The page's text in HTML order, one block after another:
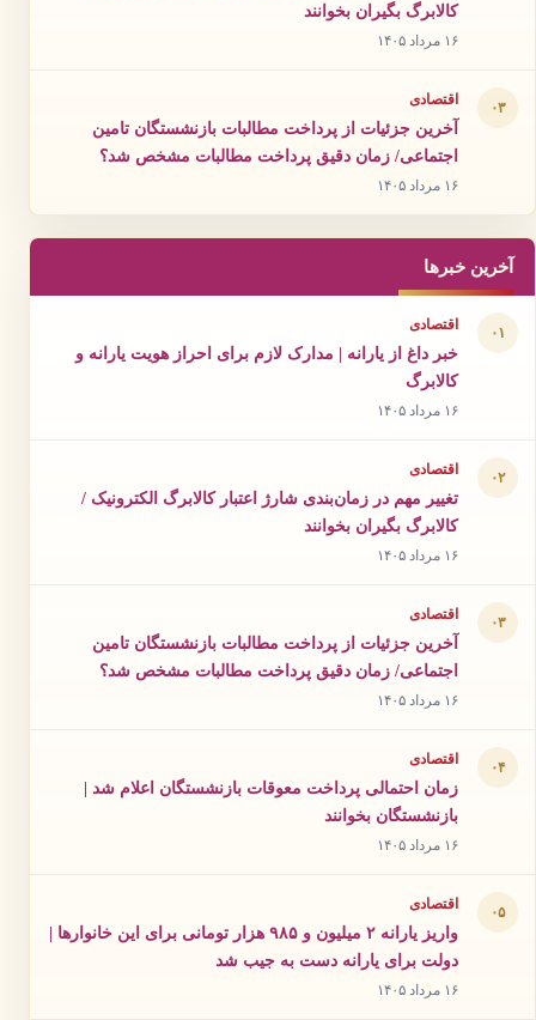
کالابرگ بگیران بخوانند
۱۶ مرداد ۱۴۰۵
۰۳ اقتصادی
آخرین جزئیات از پرداخت مطالبات بازنشستگان تامین
اجتماعی/ زمان دقیق پرداخت مطالبات مشخص شد؟
۱۶ مرداد ۱۴۰۵
آخرین خبرها
۰۱ اقتصادی
خبر داغ از یارانه | مدارک لازم برای احراز هویت یارانه و
کالابرگ
۱۶ مرداد ۱۴۰۵
۰۲ اقتصادی
تغییر مهم در زمان‌بندی شارژ اعتبار کالابرگ الکترونیک /
کالابرگ بگیران بخوانند
۱۶ مرداد ۱۴۰۵
۰۳ اقتصادی
آخرین جزئیات از پرداخت مطالبات بازنشستگان تامین
اجتماعی/ زمان دقیق پرداخت مطالبات مشخص شد؟
۱۶ مرداد ۱۴۰۵
۰۴ اقتصادی
زمان احتمالی پرداخت معوقات بازنشستگان اعلام شد |
بازنشستگان بخوانند
۱۶ مرداد ۱۴۰۵
۰۵ اقتصادی
واریز یارانه ۲ میلیون و ۹۸۵ هزار تومانی برای این خانوارها |
دولت برای یارانه دست به جیب شد
۱۶ مرداد ۱۴۰۵